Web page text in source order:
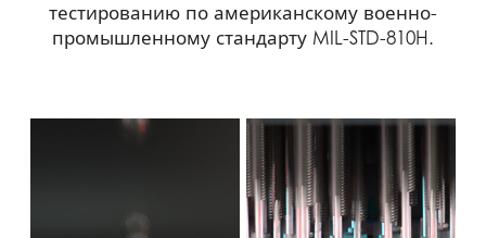
тестированию по американскому военно-
промышленному стандарту MIL-STD-810H.